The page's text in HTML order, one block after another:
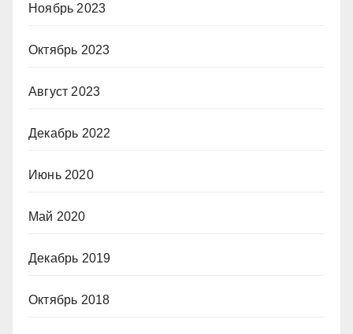
Ноябрь 2023
Октябрь 2023
Август 2023
Декабрь 2022
Июнь 2020
Май 2020
Декабрь 2019
Октябрь 2018